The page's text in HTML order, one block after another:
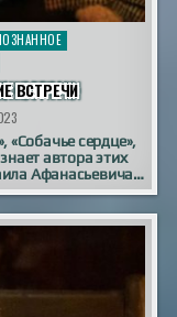
ВСТРЕЧИ
«Собачье сердце»,
автора этих
Афанасьевича…